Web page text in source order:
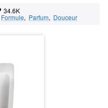
34.6K
Formule, Parfum, Douceur